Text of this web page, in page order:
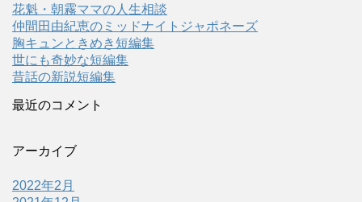
花魁・朝霧ママの人生相談
仲間田由紀恵のミッドナイトジャポネーズ
胸キュンときめき短編集
世にも奇妙な短編集
昔話の新説短編集
最近のコメント
アーカイブ
2022年2月